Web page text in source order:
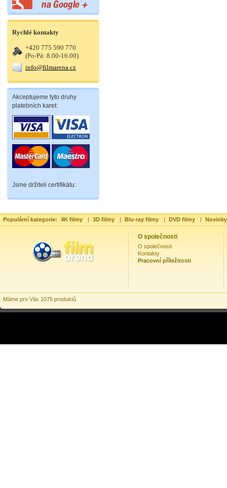
Rychlé kontakty
+420 775 590 770
(Po-Pá: 8.00-16.00)
info@filmarena.cz
Akceptujeme tyto druhy
platebních karet:
Jsme držiteli certifikátu:
Populární kategorie: 4K filmy | 3D filmy | Blu-ray filmy | DVD filmy |
O společnosti
O společnosti
Kontakty
Pracovní příležitosti
Máme pro Vás 1075 produktů.